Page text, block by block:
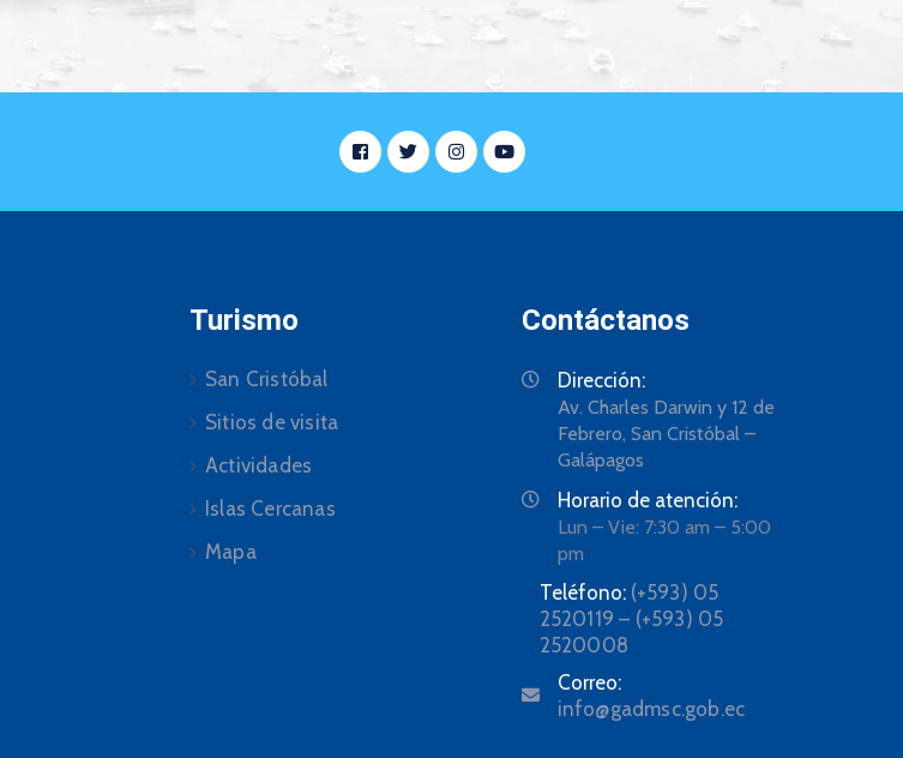
Turismo
San Cristóbal
Sitios de visita
Actividades
Islas Cercanas
Mapa
Contáctanos
Dirección:
Av. Charles Darwin y 12 de
Febrero, San Cristóbal –
Galápagos
Horario de atención:
Lun – Vie: 7:30 am – 5:00
pm
Teléfono: (+593) 05
2520119 – (+593) 05
2520008
Correo:
info@gadmsc.gob.ec